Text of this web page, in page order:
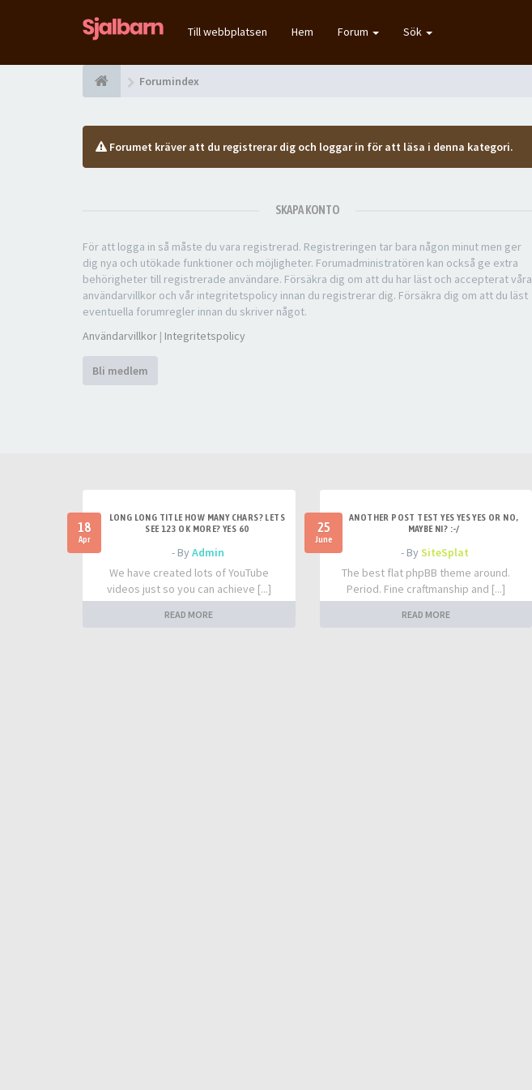
Till webbplatsen Hem Forum Sök
Forumindex
Forumet kräver att du registrerar dig och loggar in för att läsa i denna kategori.
SKAPA KONTO
För att logga in så måste du vara registrerad. Registreringen tar bara någon minut men ger
dig nya och utökade funktioner och möjligheter. Forumadministratören kan också ge extra
behörigheter till registrerade användare. Försäkra dig om att du har läst och accepterat våra
användarvillkor och vår integritetspolicy innan du registrerar dig. Försäkra dig om att du läst
eventuella forumregler innan du skriver något.
Användarvillkor | Integritetspolicy
Bli medlem
18
Apr
LONG LONG TITLE HOW MANY CHARS? LETS
SEE 123 OK MORE? YES 60
- ByAdmin
We have created lots of YouTube
videos just so you can achieve [...]
READ MORE
25
June
ANOTHER POST TEST YES YES YES OR NO,
MAYBE NI? :-/
- BySiteSplat
The best flat phpBB theme around.
Period. Fine craftmanship and [...]
READ MORE